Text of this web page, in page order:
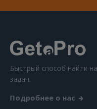
Быстрый способ найти
задач.
Подробнее о нас